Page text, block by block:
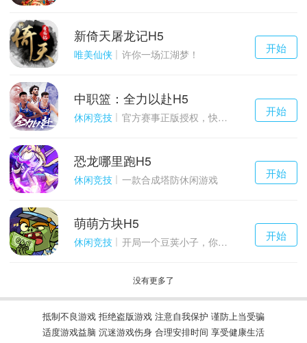
千百度h5
游戏
开始
新倚天屠龙记H5
唯美仙侠 许你一场江湖梦！
千百度h5
游戏
开始
中职篮：全力以赴H5
休闲竞技 官方赛事正版授权，快来打造属于自己的传奇吧~
千百度h5
游戏
开始
恐龙哪里跑H5
休闲竞技 一款合成塔防休闲游戏
千百度h5
游戏
开始
萌萌方块H5
休闲竞技 开局一个豆荚小子，你能坚持到几关？
没有更多了
抵制不良游戏 拒绝盗版游戏 注意自我保护 谨防上当受骗
适度游戏益脑 沉迷游戏伤身 合理安排时间 享受健康生活